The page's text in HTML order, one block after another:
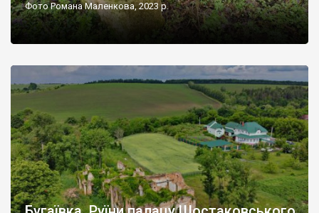
Фото Романа Маленкова, 2023 р.